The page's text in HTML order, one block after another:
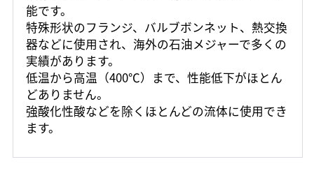
能です。
特殊形状のフランジ、バルブボンネット、熱交換
器などに使用され、海外の石油メジャーで多くの
実績があります。
低温から高温（400℃）まで、性能低下がほとん
どありません。
強酸化性酸などを除くほとんどの流体に使用でき
ます。